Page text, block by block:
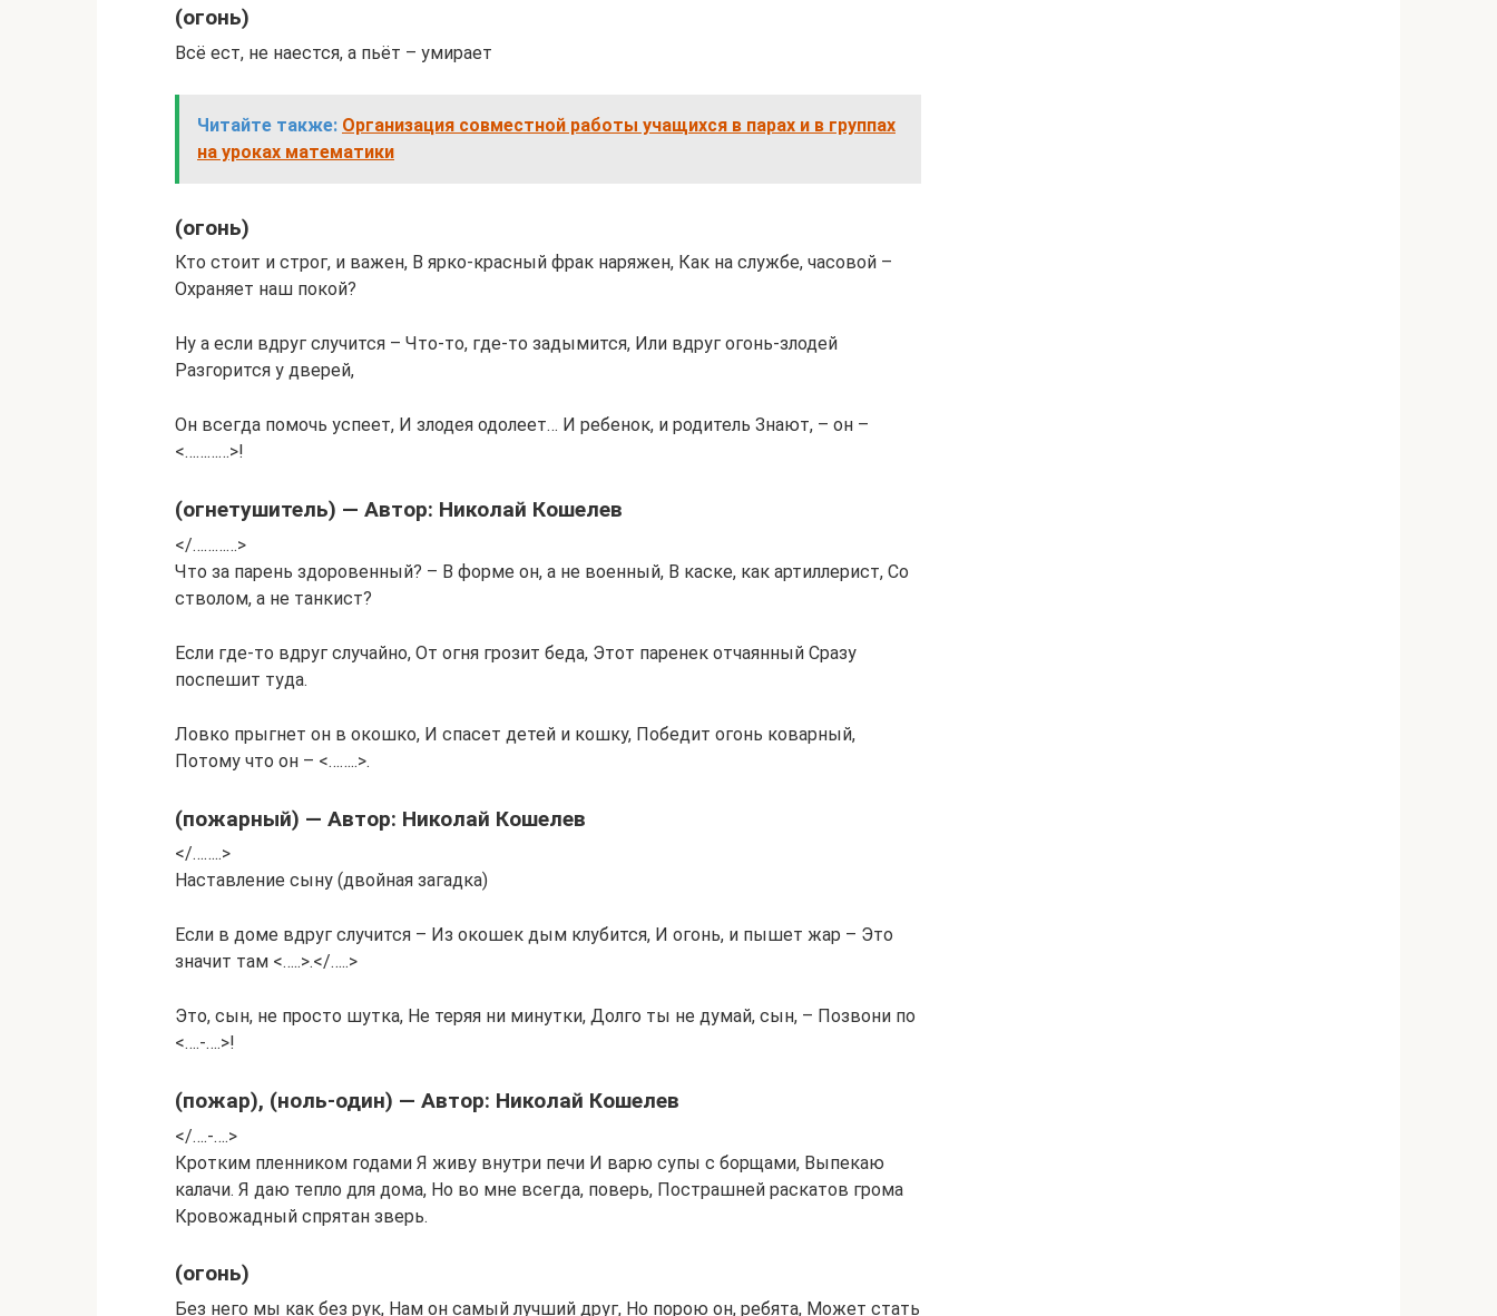
(огонь)
Всё ест, не наестся, а пьёт – умирает
Читайте также: Организация совместной работы учащихся в парах и в группах
на уроках математики
(огонь)
Кто стоит и строг, и важен, В ярко-красный фрак наряжен, Как на службе, часовой –
Охраняет наш покой?
Ну а если вдруг случится – Что-то, где-то задымится, Или вдруг огонь-злодей
Разгорится у дверей,
Он всегда помочь успеет, И злодея одолеет… И ребенок, и родитель Знают, – он –
<…………>!
(огнетушитель) — Автор: Николай Кошелев
</…………>
Что за парень здоровенный? – В форме он, а не военный, В каске, как артиллерист, Со
стволом, а не танкист?
Если где-то вдруг случайно, От огня грозит беда, Этот паренек отчаянный Сразу
поспешит туда.
Ловко прыгнет он в окошко, И спасет детей и кошку, Победит огонь коварный,
Потому что он – <……..>.
(пожарный) — Автор: Николай Кошелев
</……..>
Наставление сыну (двойная загадка)
Если в доме вдруг случится – Из окошек дым клубится, И огонь, и пышет жар – Это
значит там <…..>.</…..>
Это, сын, не просто шутка, Не теряя ни минутки, Долго ты не думай, сын, – Позвони по
<….-….>!
(пожар), (ноль-один) — Автор: Николай Кошелев
</….-….>
Кротким пленником годами Я живу внутри печи И варю супы с борщами, Выпекаю
калачи. Я даю тепло для дома, Но во мне всегда, поверь, Пострашней раскатов грома
Кровожадный спрятан зверь.
(огонь)
Без него мы как без рук, Нам он самый лучший друг, Но порою он, ребята, Может стать